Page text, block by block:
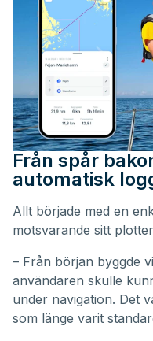
Från spår
automatisk
Allt började med en
motsvarande sitt
– Från början byggde
användaren skulle
under navigation. Det
som länge varit